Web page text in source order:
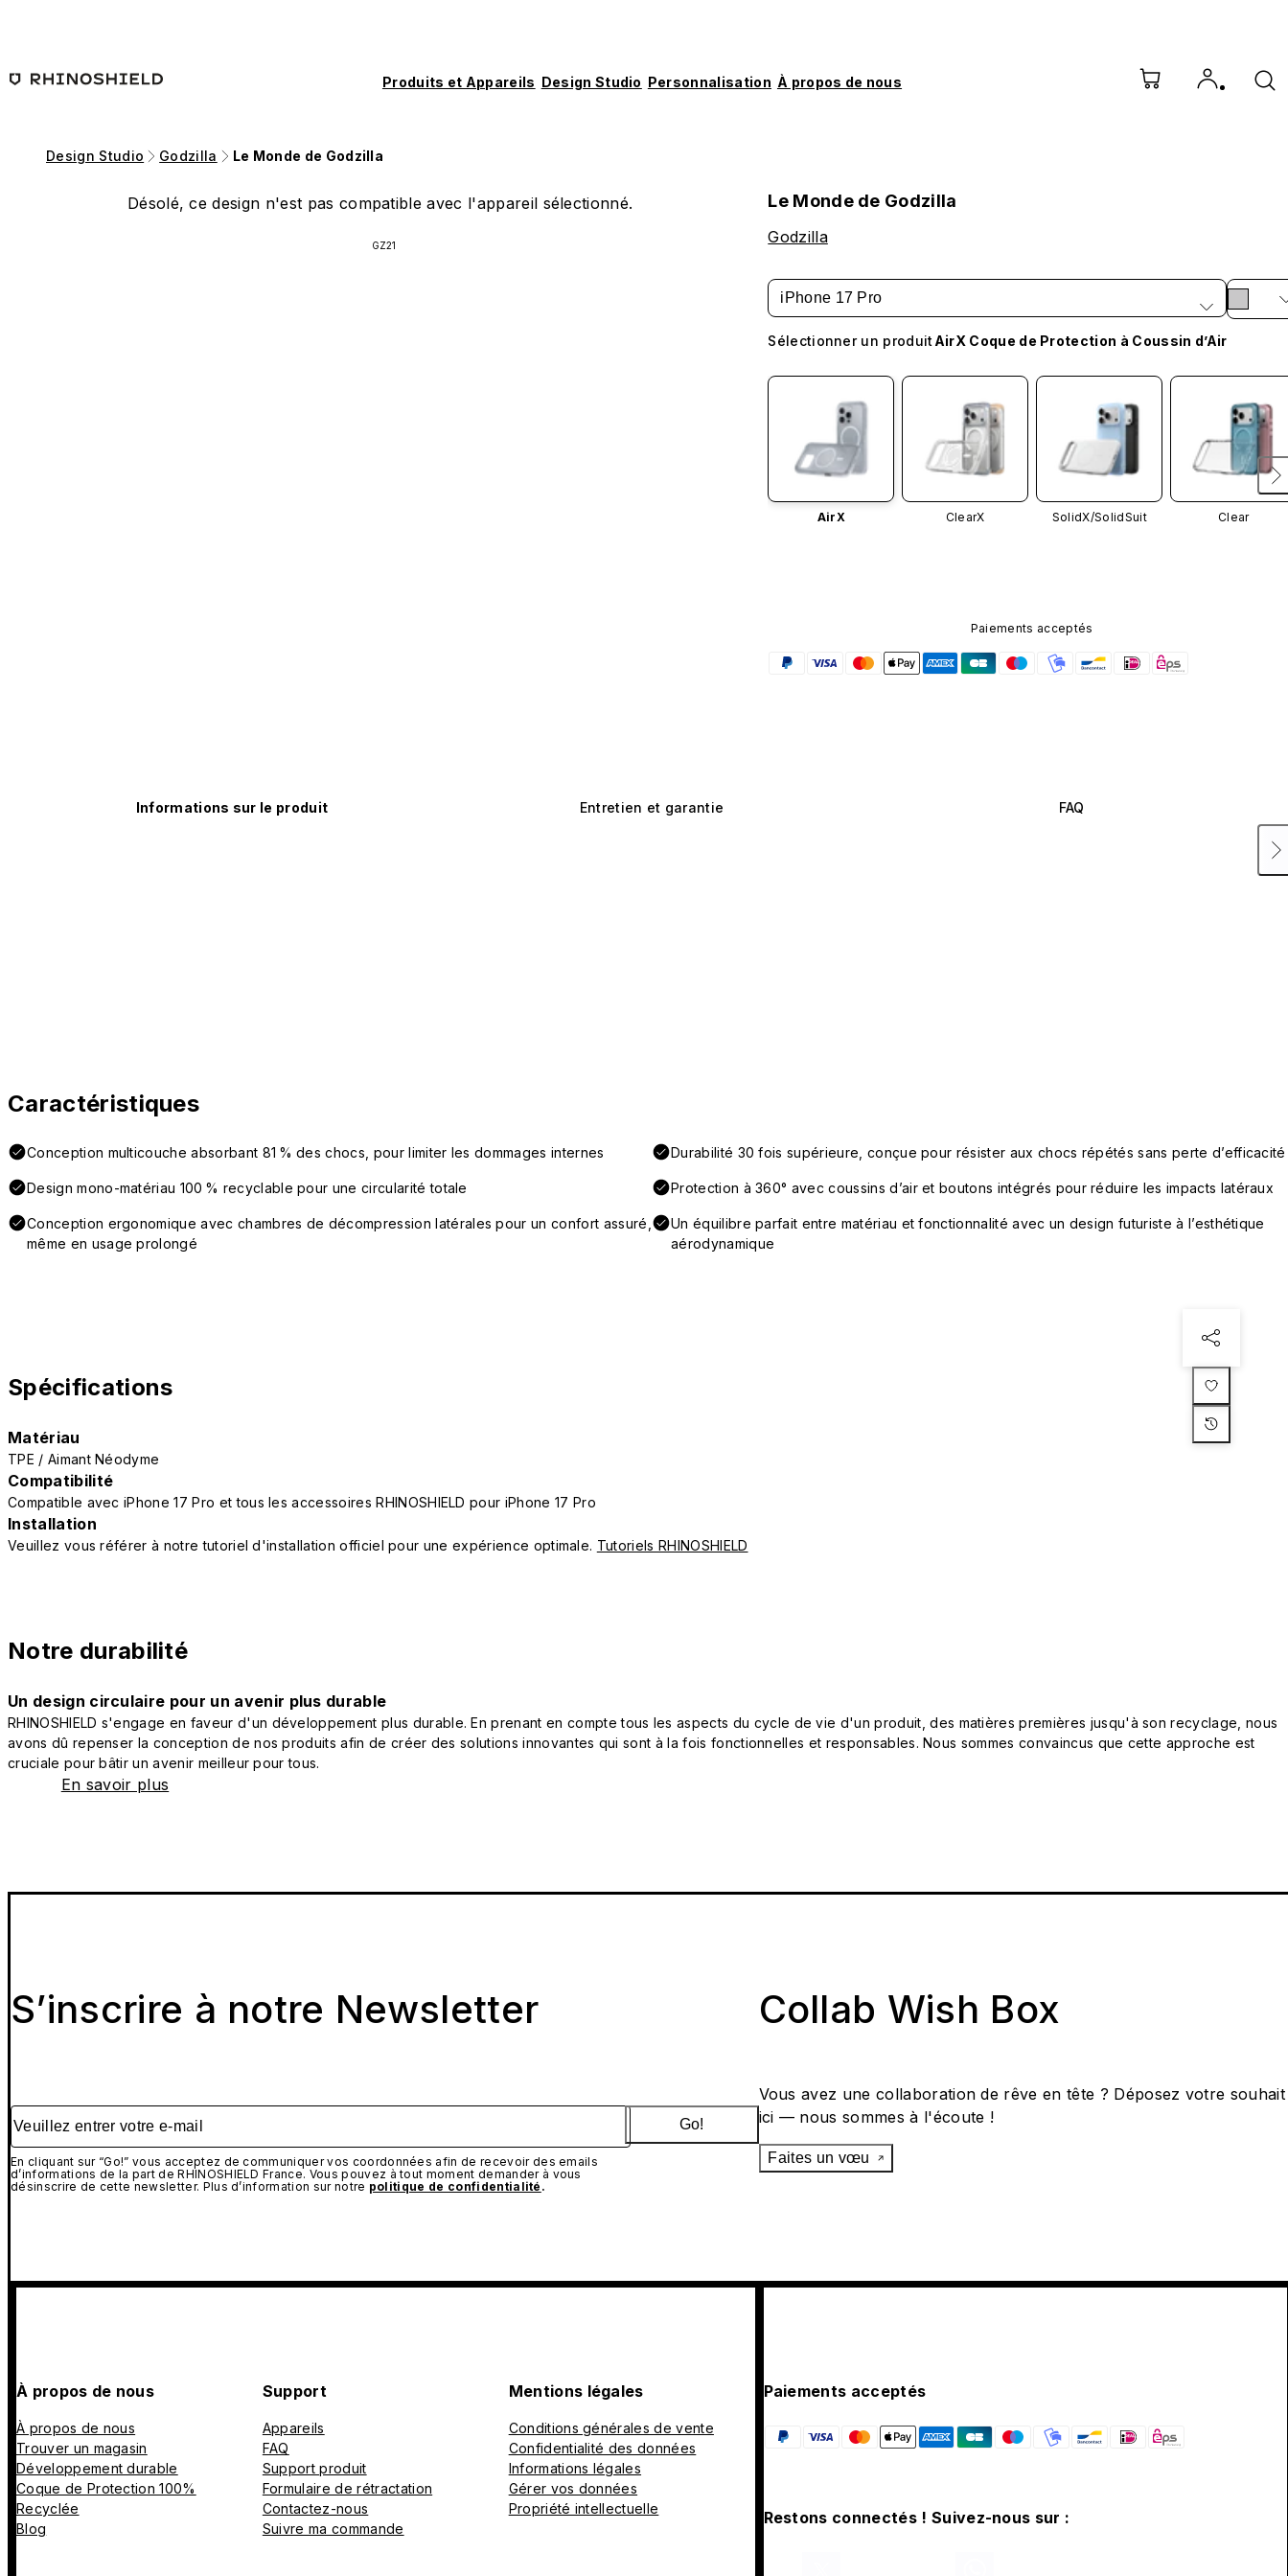
Produits et Appareils Design Studio Personnalisation À propos de nous
Design Studio Godzilla Le Monde de Godzilla
Désolé, ce design n'est pas compatible avec l'appareil sélectionné.
GZ21
Le Monde de Godzilla
Godzilla
iPhone 17 Pro
Sélectionner un produit AirX Coque de Protection à Coussin d’Air
AirX ClearX SolidX/SolidSuit Clear
Paiements acceptés
Informations sur le produit Entretien et garantie FAQ
Caractéristiques
Conception multicouche absorbant 81 % des chocs, pour limiter les dommages internes Durabilité 30 fois supérieure, conçue pour résister aux chocs répétés sans perte d’efficacité
Design mono-matériau 100 % recyclable pour une circularité totale Protection à 360° avec coussins d’air et boutons intégrés pour réduire les impacts latéraux
Conception ergonomique avec chambres de décompression latérales pour un confort assuré,
même en usage prolongé
Un équilibre parfait entre matériau et fonctionnalité avec un design futuriste à l’esthétique
aérodynamique
Spécifications
Matériau
TPE / Aimant Néodyme
Compatibilité
Compatible avec iPhone 17 Pro et tous les accessoires RHINOSHIELD pour iPhone 17 Pro
Installation
Veuillez vous référer à notre tutoriel d'installation officiel pour une expérience optimale. Tutoriels RHINOSHIELD
Notre durabilité
Un design circulaire pour un avenir plus durable
RHINOSHIELD s'engage en faveur d'un développement plus durable. En prenant en compte tous les aspects du cycle de vie d'un produit, des matières premières jusqu'à son recyclage, nous
avons dû repenser la conception de nos produits afin de créer des solutions innovantes qui sont à la fois fonctionnelles et responsables. Nous sommes convaincus que cette approche est
cruciale pour bâtir un avenir meilleur pour tous.
En savoir plus
S’inscrire à notre Newsletter
Veuillez entrer votre e-mail
En cliquant sur “Go!” vous acceptez de communiquer vos coordonnées afin de recevoir des emails
d’informations de la part de RHINOSHIELD France. Vous pouvez à tout moment demander à vous
désinscrire de cette newsletter. Plus d’information sur notre politique de confidentialité .
Go!
Collab Wish Box
Vous avez une collaboration de rêve en tête ? Déposez votre souhait
ici — nous sommes à l'écoute !
Faites un vœu
À propos de nous
À propos de nous
Trouver un magasin
Développement durable
Coque de Protection 100%
Recyclée
Blog
Support
Appareils
FAQ
Support produit
Formulaire de rétractation
Contactez-nous
Suivre ma commande
Mentions légales
Conditions générales de vente
Confidentialité des données
Informations légales
Gérer vos données
Propriété intellectuelle
Paiements acceptés
Restons connectés ! Suivez-nous sur :